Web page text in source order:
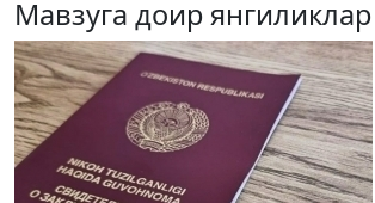
Мавзуга доир янгиликлар